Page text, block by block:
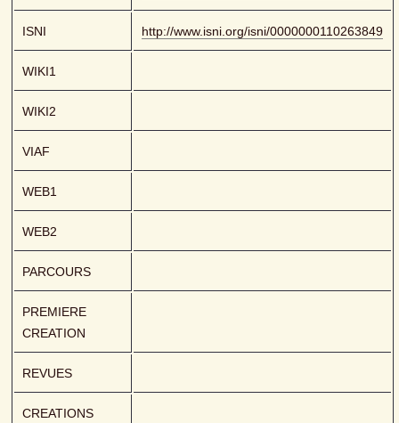
ISNI http://www.isni.org/isni/0000000110263849
WIKI1
WIKI2
VIAF
WEB1
WEB2
PARCOURS
PREMIERE
CREATION
REVUES
CREATIONS